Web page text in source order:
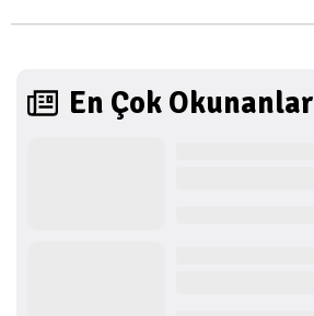
En Çok Okunanlar